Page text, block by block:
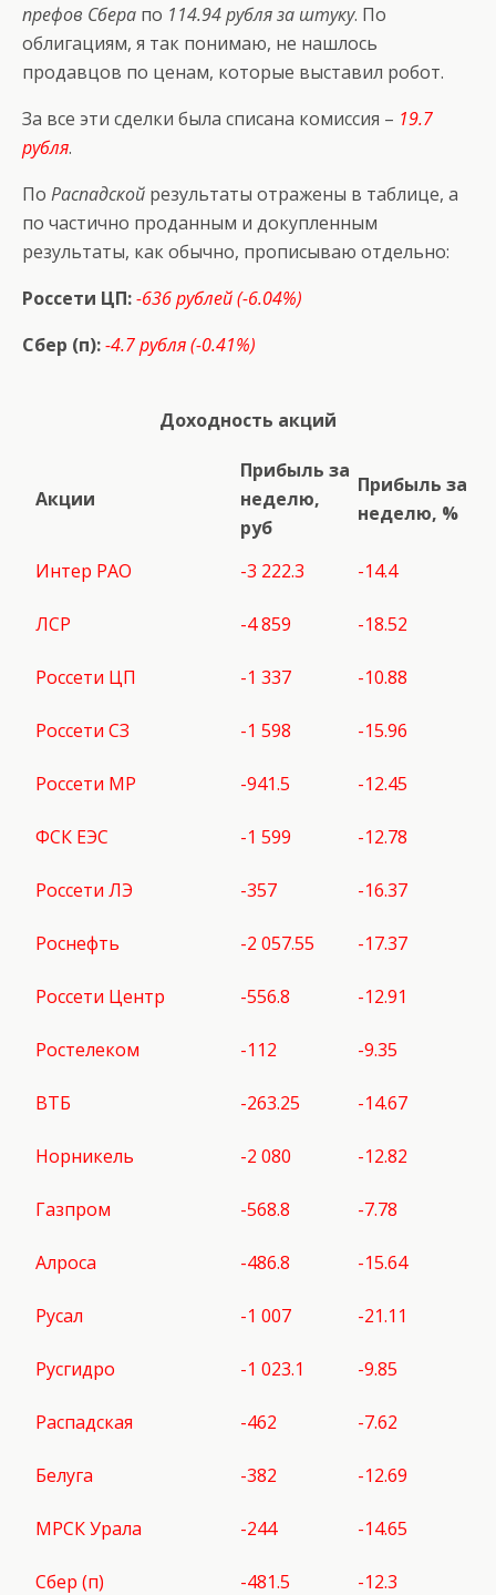
префов Сбера по 114.94 рубля за штуку. По
облигациям, я так понимаю, не нашлось
продавцов по ценам, которые выставил робот.
За все эти сделки была списана комиссия – 19.7
рубля.
По Распадской результаты отражены в таблице, а
по частично проданным и докупленным
результаты, как обычно, прописываю отдельно:
Россети ЦП:-636 рублей (-6.04%)
Сбер (п):-4.7 рубля (-0.41%)
Доходность акций
Акции
Прибыль за
неделю,
руб
Прибыль за
неделю, %
Интер РАО -3 222.3 -14.4
ЛСР -4 859 -18.52
Россети ЦП -1 337 -10.88
Россети СЗ -1 598 -15.96
Россети МР -941.5 -12.45
ФСК ЕЭС -1 599 -12.78
Россети ЛЭ -357 -16.37
Роснефть -2 057.55 -17.37
Россети Центр -556.8 -12.91
Ростелеком -112 -9.35
ВТБ -263.25 -14.67
Норникель -2 080 -12.82
Газпром -568.8 -7.78
Алроса -486.8 -15.64
Русал -1 007 -21.11
Русгидро -1 023.1 -9.85
Распадская -462 -7.62
Белуга -382 -12.69
МРСК Урала -244 -14.65
Сбер (п) -481.5 -12.3